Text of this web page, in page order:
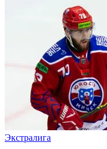
Экстралига